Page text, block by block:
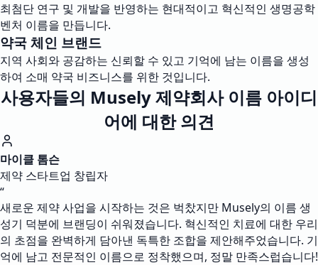
최첨단 연구 및 개발을 반영하는 현대적이고 혁신적인 생명공학
벤처 이름을 만듭니다.
약국 체인 브랜드
지역 사회와 공감하는 신뢰할 수 있고 기억에 남는 이름을 생성
하여 소매 약국 비즈니스를 위한 것입니다.
사용자들의 Musely 제약회사 이름 아이디
어에 대한 의견
마이클 톰슨
제약 스타트업 창립자
“
새로운 제약 사업을 시작하는 것은 벅찼지만 Musely의 이름 생
성기 덕분에 브랜딩이 쉬워졌습니다. 혁신적인 치료에 대한 우리
의 초점을 완벽하게 담아낸 독특한 조합을 제안해주었습니다. 기
억에 남고 전문적인 이름으로 정착했으며, 정말 만족스럽습니다!